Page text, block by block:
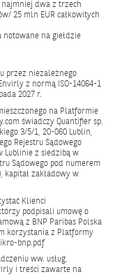
najmniej dwa z trzech
25 mln EUR całkowitych
notowane na giełdzie
przez niezależnego
z normą ISO-14064-1
2027 r.
na Platformie
świadczy Quantifier sp.
3/5/1, 20-060 Lublin,
Rejestru Sądowego
Lublinie z siedzibą w
Sądowego pod numerem
kapitał zakładowy w
Klienci
podpisali umowę o
z BNP Paribas Polska
korzystania z Platformy
bnp.pdf
ww. usług.
i treści zawarte na